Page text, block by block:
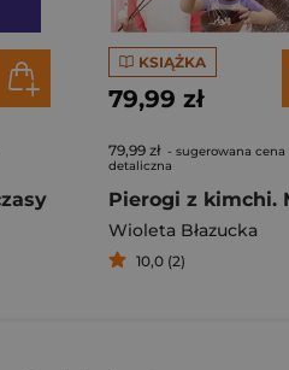
KSIĄŻKA
79,99 zł
79,99 zł - sugerowana cena
detaliczna
Wioleta Błazucka
10,0 (2)